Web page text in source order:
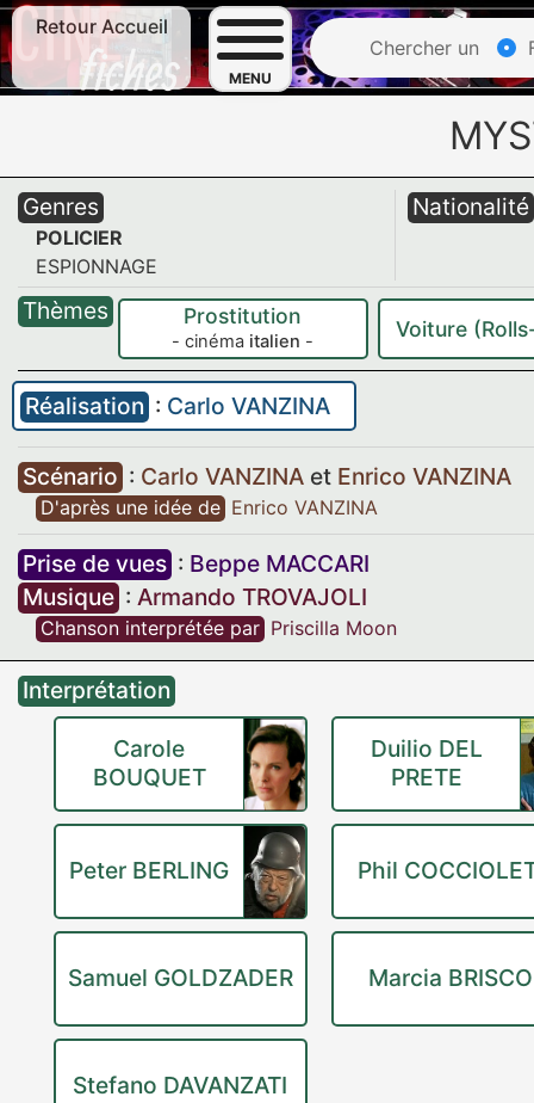
Retour Accueil
MENU
Chercher un
Genres
POLICIER
ESPIONNAGE
Nationalité
Thèmes Prostitution
- cinéma italien -
Voiture
Réalisation : Carlo VANZINA
Scénario : Carlo VANZINA et Enrico VANZINA
D'après une idée de Enrico VANZINA
Prise de vues : Beppe MACCARI
Musique : Armando TROVAJOLI
Chanson interprétée par Priscilla Moon
Interprétation
Carole
BOUQUET
Duilio DEL
PRETE
Peter BERLING Phil
Samuel GOLDZADER Marcia
Stefano DAVANZATI